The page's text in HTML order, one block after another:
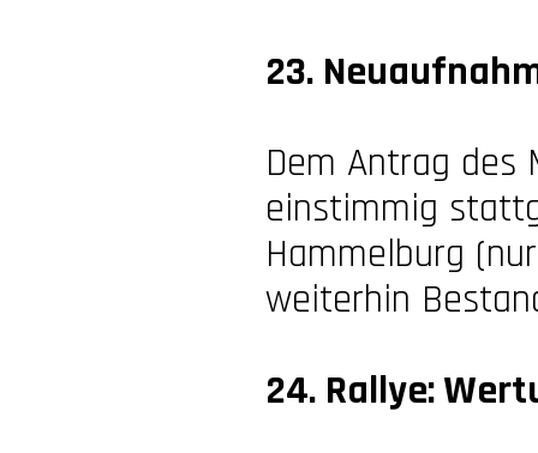
23.
Dem Antrag des
einstimmig
Hammelburg
weiterhin
24. Rallye: